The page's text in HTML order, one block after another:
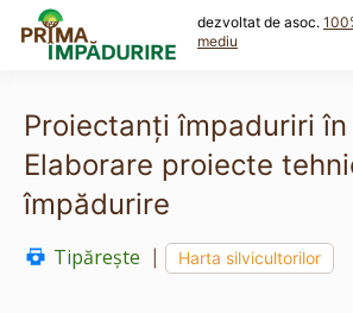
content
dezvoltat de asoc.
mediu
Proiectanți împaduriri
Elaborare proiecte
împădurire
Tipărește Harta silvicultorilor